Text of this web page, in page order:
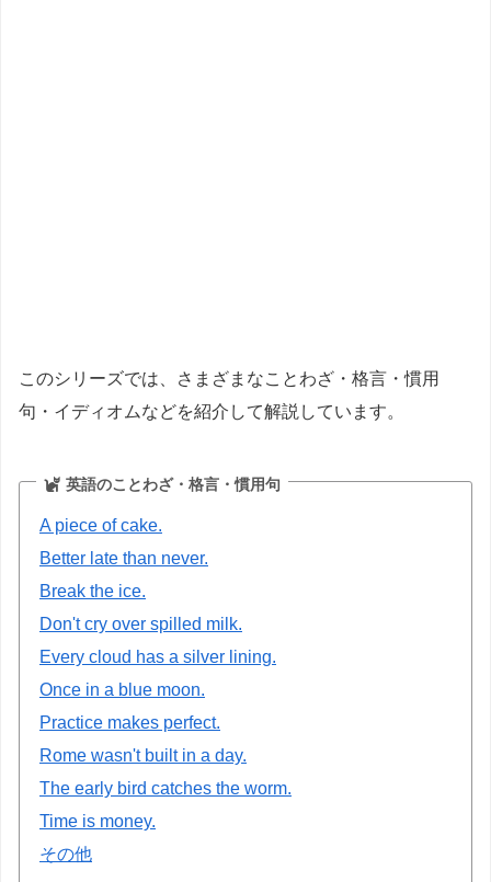
このシリーズでは、さまざまなことわざ・格言・慣用
句・イディオムなどを紹介して解説しています。
英語のことわざ・格言・慣用句
A piece of cake.
Better late than never.
Break the ice.
Don't cry over spilled milk.
Every cloud has a silver lining.
Once in a blue moon.
Practice makes perfect.
Rome wasn't built in a day.
The early bird catches the worm.
Time is money.
その他